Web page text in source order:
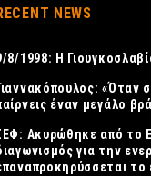
NEWS
8/1998: Η
«Όταν
έναν μεγάλο
Ακυρώθηκε από το
για την
το